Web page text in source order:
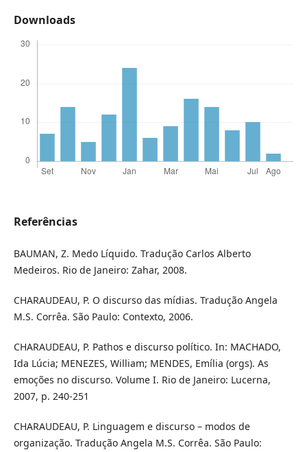
Downloads
Referências
BAUMAN, Z. Medo Líquido. Tradução Carlos Alberto
Medeiros. Rio de Janeiro: Zahar, 2008.
CHARAUDEAU, P. O discurso das mídias. Tradução Angela
M.S. Corrêa. São Paulo: Contexto, 2006.
CHARAUDEAU, P. Pathos e discurso político. In: MACHADO,
Ida Lúcia; MENEZES, William; MENDES, Emília (orgs). As
emoções no discurso. Volume I. Rio de Janeiro: Lucerna,
2007, p. 240-251
CHARAUDEAU, P. Linguagem e discurso – modos de
organização. Tradução Angela M.S. Corrêa. São Paulo: